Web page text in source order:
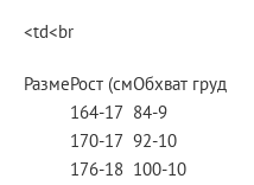
<td<br
РазмеРост (смОбхват груд
164-17 84-9
170-17 92-10
176-18 100-10